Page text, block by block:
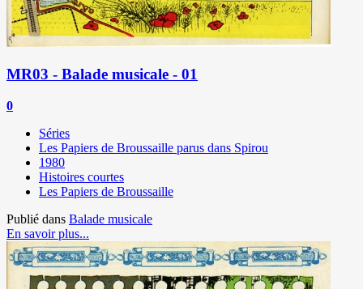
MR03 - Balade musicale - 01
0
Séries
Les Papiers de Broussaille parus dans Spirou
1980
Histoires courtes
Les Papiers de Broussaille
Publié dans Balade musicale
En savoir plus...